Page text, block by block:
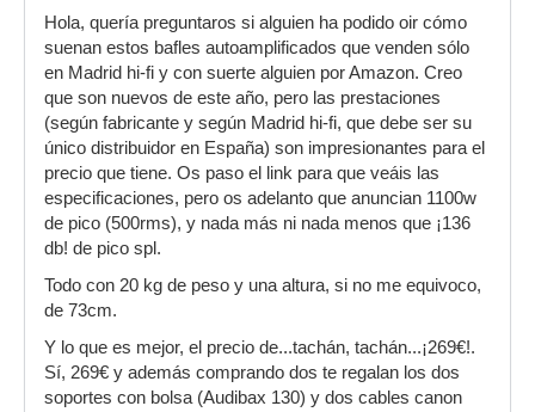
Hola, quería preguntaros si alguien ha podido oir cómo
suenan estos bafles autoamplificados que venden sólo
en Madrid hi-fi y con suerte alguien por Amazon. Creo
que son nuevos de este año, pero las prestaciones
(según fabricante y según Madrid hi-fi, que debe ser su
único distribuidor en España) son impresionantes para el
precio que tiene. Os paso el link para que veáis las
especificaciones, pero os adelanto que anuncian 1100w
de pico (500rms), y nada más ni nada menos que ¡136
db! de pico spl.
Todo con 20 kg de peso y una altura, si no me equivoco,
de 73cm.
Y lo que es mejor, el precio de...tachán, tachán...¡269€!.
Sí, 269€ y además comprando dos te regalan los dos
soportes con bolsa (Audibax 130) y dos cables canon